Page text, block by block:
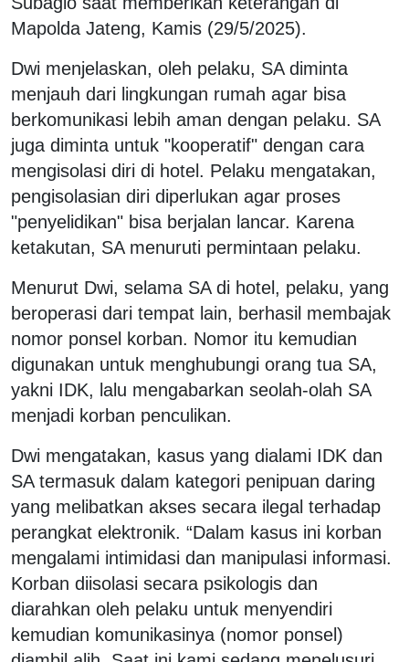
Mapolda Jateng, Kamis (29/5/2025).
Dwi menjelaskan, oleh pelaku, SA diminta
menjauh dari lingkungan rumah agar bisa
berkomunikasi lebih aman dengan pelaku. SA
juga diminta untuk "kooperatif" dengan cara
mengisolasi diri di hotel. Pelaku mengatakan,
pengisolasian diri diperlukan agar proses
"penyelidikan" bisa berjalan lancar. Karena
ketakutan, SA menuruti permintaan pelaku.
Menurut Dwi, selama SA di hotel, pelaku, yang
beroperasi dari tempat lain, berhasil membajak
nomor ponsel korban. Nomor itu kemudian
digunakan untuk menghubungi orang tua SA,
yakni IDK, lalu mengabarkan seolah-olah SA
menjadi korban penculikan.
Dwi mengatakan, kasus yang dialami IDK dan
SA termasuk dalam kategori penipuan daring
yang melibatkan akses secara ilegal terhadap
perangkat elektronik. “Dalam kasus ini korban
mengalami intimidasi dan manipulasi informasi.
Korban diisolasi secara psikologis dan
diarahkan oleh pelaku untuk menyendiri
kemudian komunikasinya (nomor ponsel)